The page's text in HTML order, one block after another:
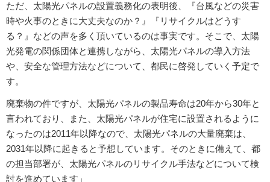
ただ、太陽光パネルの設置義務化の表明後、『台風などの災害
時や火事のときに大丈夫なのか？』『リサイクルはどうす
る？』などの声を多く頂いているのは事実です。そこで、太陽
光発電の関係団体と連携しながら、太陽光パネルの導入方法
や、安全な管理方法などについて、都民に啓発していく予定で
す。
廃棄物の件ですが、太陽光パネルの製品寿命は20年から30年と
言われており、また、太陽光パネルが住宅に設置されるように
なったのは2011年以降なので、太陽光パネルの大量廃棄は、
2031年以降に起きると予想しています。そのときに備えて、都
の担当部署が、太陽光パネルのリサイクル手法などについて検
討を進めています」